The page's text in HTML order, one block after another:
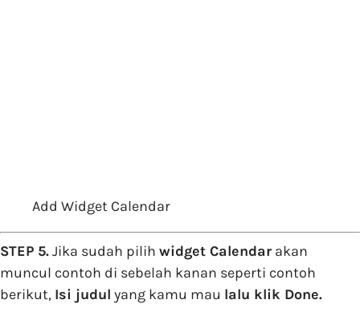
Add Widget Calendar
STEP 5.Jika sudah pilih widget Calendar akan
muncul contoh di sebelah kanan seperti contoh
berikut, Isi judul yang kamu mau lalu klik Done.